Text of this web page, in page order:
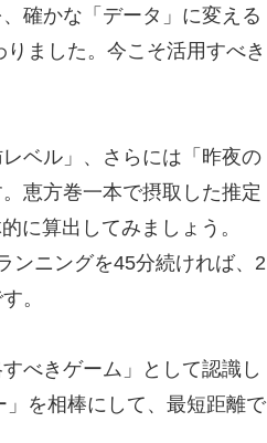
確かな「データ」に変える
ました。今こそ活用すべき
ベル」、さらには「昨夜の
恵方巻一本で摂取した推定
に算出してみましょう。
ンニングを45分続ければ、2
。
べきゲーム」として認識し
を相棒にして、最短距離で